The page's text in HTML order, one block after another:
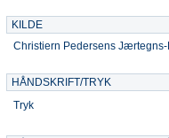
KILDE
Christiern Pedersens
HÅNDSKRIFT/TRYK
Tryk